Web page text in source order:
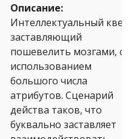
Описание:
Интеллектуальный
заставляющий
пошевелить мозгами, с
использованием
большого числа
атрибутов. Сценарий
действа таков, что
буквально заставляет